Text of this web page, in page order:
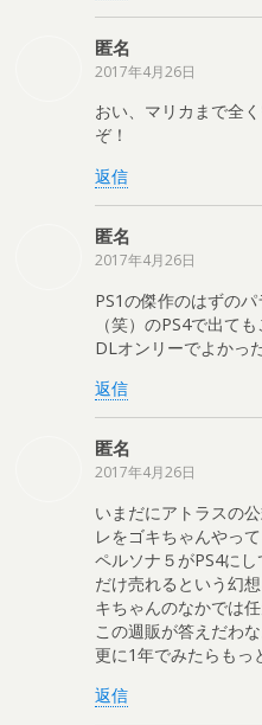
匿名
2017年4月26日
おい、マリカまで全
ぞ！
返信
匿名
2017年4月26日
PS1の傑作のはずの
（笑）のPS4で出て
DLオンリーでよかっ
返信
匿名
2017年4月26日
いまだにアトラスの
レをゴキちゃんやっ
ペルソナ５がPS4に
だけ売れるという幻
キちゃんのなかでは
この週販が答えだわ
更に1年でみたらもっ
返信